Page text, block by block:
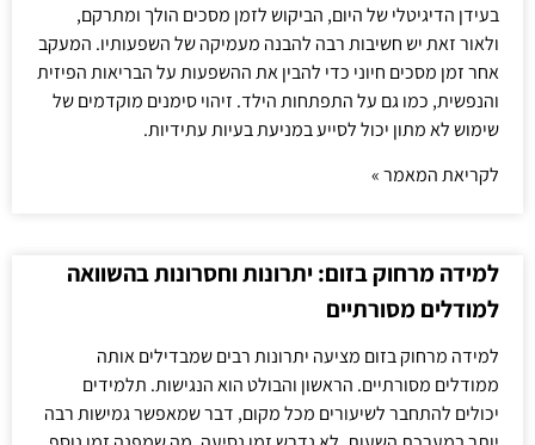
בעידן הדיגיטלי של היום, הביקוש לזמן מסכים הולך ומתרקם,
ולאור זאת יש חשיבות רבה להבנה מעמיקה של השפעותיו. המעקב
אחר זמן מסכים חיוני כדי להבין את ההשפעות על הבריאות הפיזית
והנפשית, כמו גם על התפתחות הילד. זיהוי סימנים מוקדמים של
שימוש לא מתון יכול לסייע במניעת בעיות עתידיות.
לקריאת המאמר »
למידה מרחוק בזום: יתרונות וחסרונות בהשוואה
למודלים מסורתיים
למידה מרחוק בזום מציעה יתרונות רבים שמבדילים אותה
ממודלים מסורתיים. הראשון והבולט הוא הנגישות. תלמידים
יכולים להתחבר לשיעורים מכל מקום, דבר שמאפשר גמישות רבה